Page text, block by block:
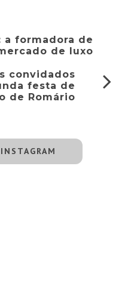
a formadora de
de luxo
convidados
festa de
de Romário